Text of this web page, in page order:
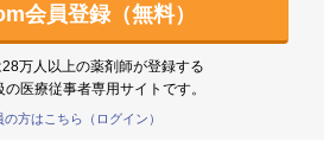
会員登録（無料）
万人以上の薬剤師が登録する
の医療従事者専用サイトです。
の方はこちら（ログイン）